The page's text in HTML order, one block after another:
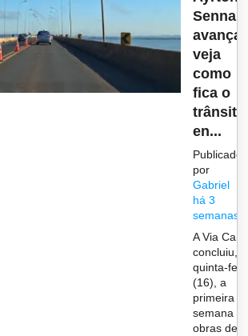
Senna
veja
como
fica o
trânsito
en...
Publicado
por
Gabriel
há 3
semanas
A Via
concluiu,
quinta-
(16), a
primeira
semana
obras de